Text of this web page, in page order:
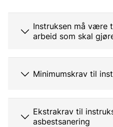
Instruksen må være
arbeid som skal
Minimumskrav til
Ekstrakrav til
asbestsanering